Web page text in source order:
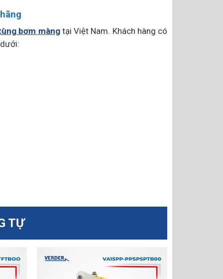
bơm màngtại Việt Nam. Khách hàng có
TỰ